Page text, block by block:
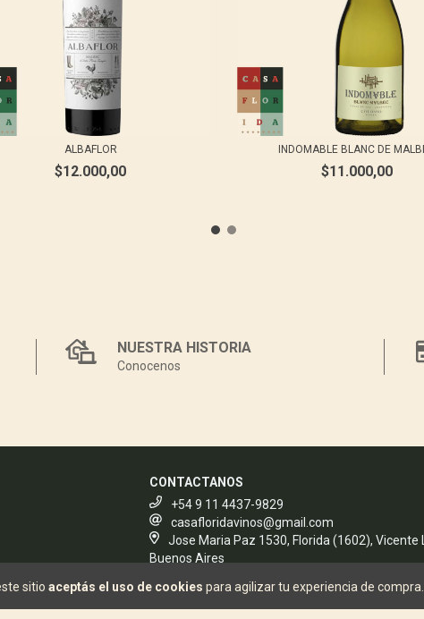
sitio aceptás el uso de cookies para agilizar tu experiencia de compra.
ALBAFLOR
$12.000,00
INDOMABLE BLANC DE
$11.000,00
NUESTRA HISTORIA
Conocenos
CONTACTANOS
+54 9 11 4437-9829
casafloridavinos@gmail.com
Jose Maria Paz 1530, Florida (1602), Vicente
Buenos Aires